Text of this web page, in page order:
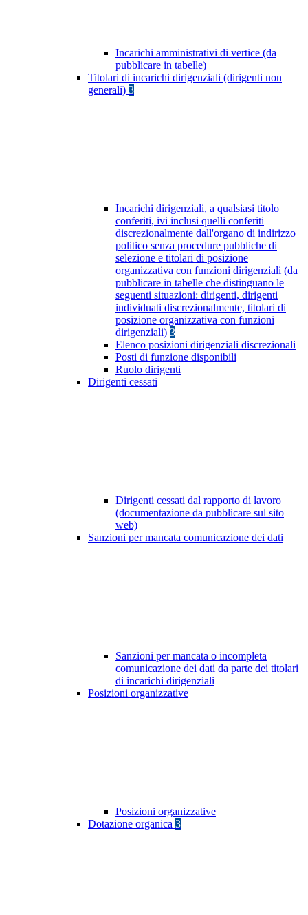
Incarichi amministrativi di vertice (da
pubblicare in tabelle)
Titolari di incarichi dirigenziali (dirigenti non
generali) 3
Incarichi dirigenziali, a qualsiasi titolo
conferiti, ivi inclusi quelli conferiti
discrezionalmente dall'organo di indirizzo
politico senza procedure pubbliche di
selezione e titolari di posizione
organizzativa con funzioni dirigenziali (da
pubblicare in tabelle che distinguano le
seguenti situazioni: dirigenti, dirigenti
individuati discrezionalmente, titolari di
posizione organizzativa con funzioni
dirigenziali) 3
Elenco posizioni dirigenziali discrezionali
Posti di funzione disponibili
Ruolo dirigenti
Dirigenti cessati
Dirigenti cessati dal rapporto di lavoro
(documentazione da pubblicare sul sito
web)
Sanzioni per mancata comunicazione dei dati
Sanzioni per mancata o incompleta
comunicazione dei dati da parte dei titolari
di incarichi dirigenziali
Posizioni organizzative
Posizioni organizzative
Dotazione organica 3